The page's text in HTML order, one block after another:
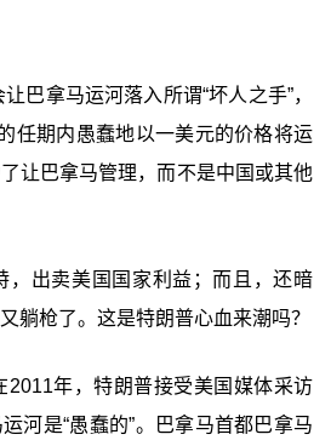
巴拿马运河落入所谓“坏人之手”，
任期内愚蠢地以一美元的价格将运
让巴拿马管理，而不是中国或其他
，出卖美国国家利益；而且，还暗
躺枪了。这是特朗普心血来潮吗？
2011年，特朗普接受美国媒体采访
河是“愚蠢的”。巴拿马首都巴拿马